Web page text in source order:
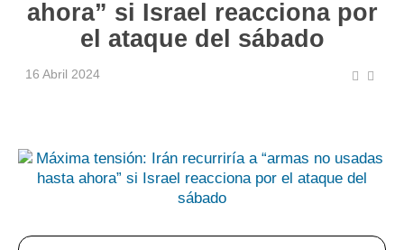
ahora” si Israel reacciona por
el ataque del sábado
16 Abril 2024